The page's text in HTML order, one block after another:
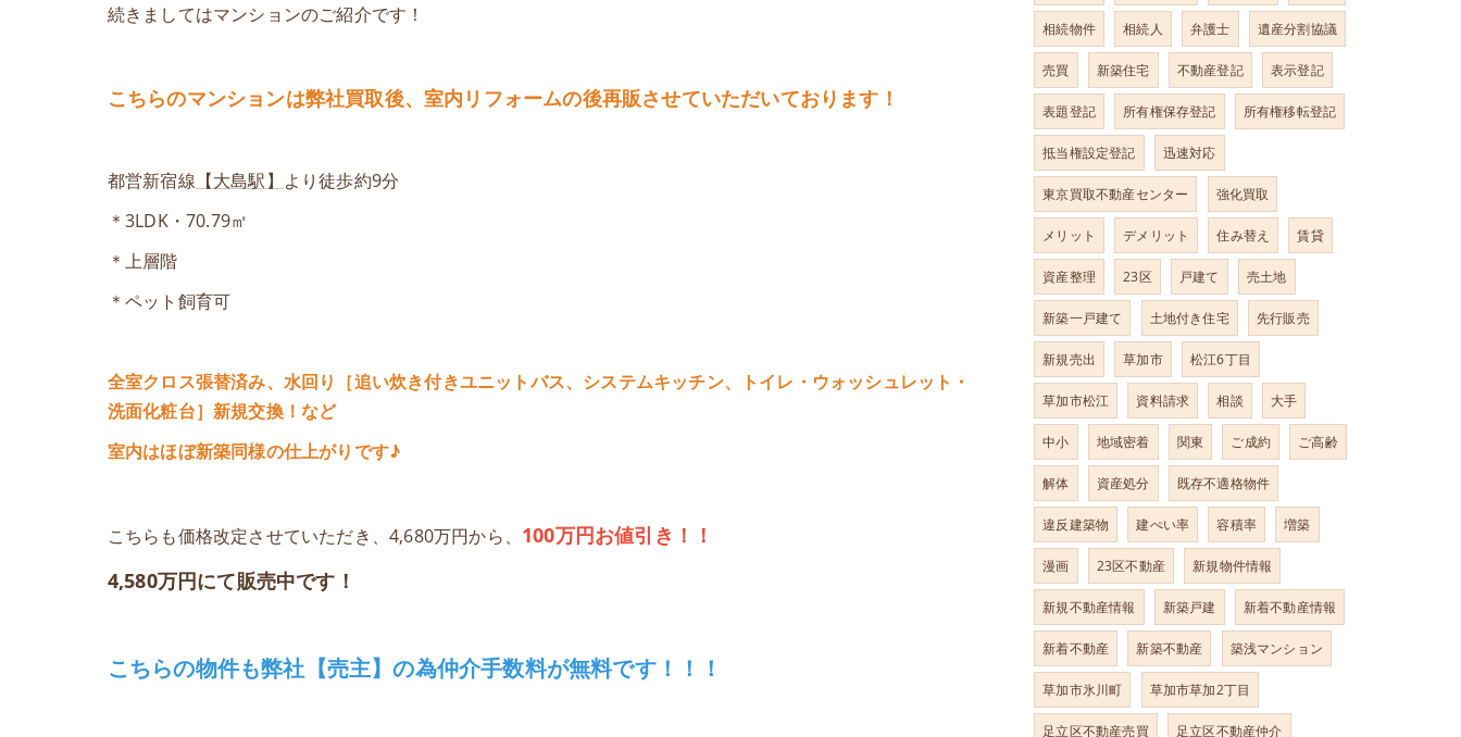
続きましてはマンションのご紹介です！
こちらのマンションは弊社買取後、室内リフォームの後再販させていただいております！
都営新宿線 【大島駅】 より徒歩約9分
＊3LDK・70.79㎡
＊上層階
＊ペット飼育可
全室クロス張替済み、水回り［追い炊き付きユニットバス、システムキッチン、トイレ・ウォッシュレット・
洗面化粧台］新規交換！など
室内はほぼ新築同様の仕上がりです♪
こちらも価格改定させていただき、4,680万円から、 100万円お値引き！！
4,580万円にて販売中です！
こちらの物件も弊社【売主】の為仲介手数料が無料です！！！
相続物件 相続人 弁護士 遺産分割協議
売買 新築住宅 不動産登記 表示登記
表題登記 所有権保存登記 所有権移転登記
抵当権設定登記 迅速対応
東京買取不動産センター 強化買取
メリット デメリット 住み替え 賃貸
資産整理 23区 戸建て 売土地
新築一戸建て 土地付き住宅 先行販売
新規売出 草加市 松江6丁目
草加市松江 資料請求 相談 大手
中小 地域密着 関東 ご成約 ご高齢
解体 資産処分 既存不適格物件
違反建築物 建ぺい率 容積率 増築
漫画 23区不動産 新規物件情報
新規不動産情報 新築戸建 新着不動産情報
新着不動産 新築不動産 築浅マンション
草加市氷川町 草加市草加2丁目
足立区不動産売買 足立区不動産仲介